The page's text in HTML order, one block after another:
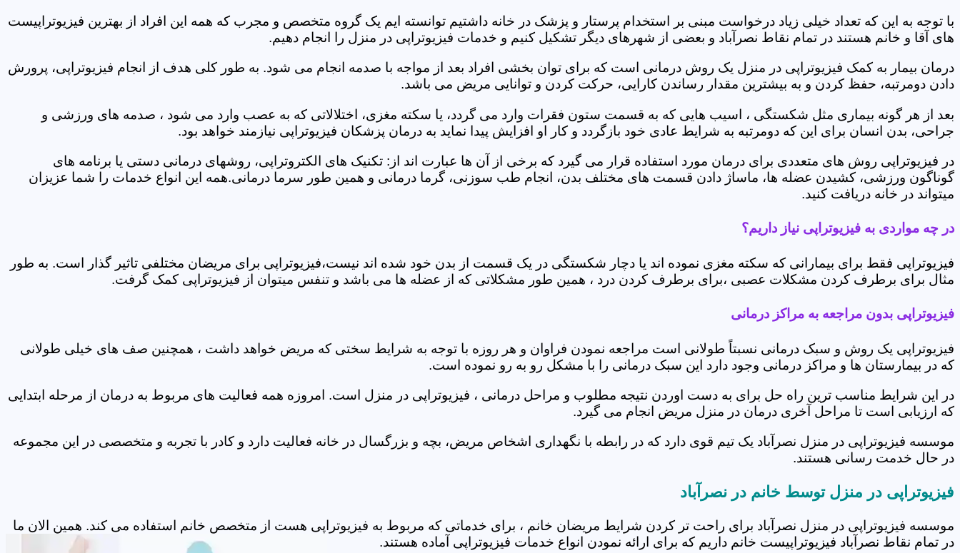
با توجه به این که تعداد خیلی زیاد درخواست مبنی بر استخدام پرستار و پزشک در خانه داشتیم توانسته ایم یک گروه متخصص و مجرب که همه این افراد از بهترین فیزیوتراپیست
های آقا و خانم هستند در تمام نقاط نصرآباد و بعضی از شهرهای دیگر تشکیل کنیم و خدمات فیزیوتراپی در منزل را انجام دهیم.
درمان بیمار به کمک فیزیوتراپی در منزل یک روش درمانی است که برای توان بخشی افراد بعد از مواجه با صدمه انجام می شود. به طور کلی هدف از انجام فیزیوتراپی، پرورش
دادن دومرتبه، حفظ کردن و به بیشترین مقدار رساندن کارایی، حرکت کردن و توانایی مریض می باشد.
بعد از هر گونه بیماری مثل شکستگی ، اسیب هایی که به قسمت ستون فقرات وارد می گردد، یا سکته مغزی، اختلالاتی که به عصب وارد می شود ، صدمه های ورزشی و
جراحی، بدن انسان برای این که دومرتبه به شرایط عادی خود بازگردد و کار او افزایش پیدا نماید به درمان پزشکان فیزیوتراپی نیازمند خواهد بود.
در فیزیوتراپی روش های متعددی برای درمان مورد استفاده قرار می گیرد که برخی از آن ها عبارت اند از: تکنیک های الکتروتراپی، روشهای درمانی دستی یا برنامه های
گوناگون ورزشی، کشیدن عضله ها، ماساژ دادن قسمت های مختلف بدن، انجام طب سوزنی، گرما درمانی و همین طور سرما درمانی.همه این انواع خدمات را شما عزیزان
میتواند در خانه دریافت کنید.
در چه مواردی به فیزیوتراپی نیاز داریم؟
فیزیوتراپی فقط برای بیمارانی که سکته مغزی نموده اند یا دچار شکستگی در یک قسمت از بدن خود شده اند نیست،فیزیوتراپی برای مریضان مختلفی تاثیر گذار است. به طور
مثال برای برطرف کردن مشکلات عصبی ،برای برطرف کردن درد ، همین طور مشکلاتی که از عضله ها می باشد و تنفس میتوان از فیزیوتراپی کمک گرفت.
فیزیوتراپی بدون مراجعه به مراکز درمانی
فیزیوتراپی یک روش و سبک درمانی نسبتاً طولانی است مراجعه نمودن فراوان و هر روزه با توجه به شرایط سختی که مریض خواهد داشت ، همچنین صف های خیلی طولانی
که در بیمارستان ها و مراکز درمانی وجود دارد این سبک درمانی را با مشکل رو به رو نموده است.
در این شرایط مناسب ترین راه حل برای به دست اوردن نتیجه مطلوب و مراحل درمانی ، فیزیوتراپی در منزل است. امروزه همه فعالیت های مربوط به درمان از مرحله ابتدایی
که ارزیابی است تا مراحل آخری درمان در منزل مریض انجام می گیرد.
موسسه فیزیوتراپی در منزل نصرآباد یک تیم قوی دارد که در رابطه با نگهداری اشخاص مریض، بچه و بزرگسال در خانه فعالیت دارد و کادر با تجربه و متخصصی در این مجموعه
در حال خدمت رسانی هستند.
فیزیوتراپی در منزل توسط خانم در نصرآباد
موسسه فیزیوتراپی در منزل نصرآباد برای راحت تر کردن شرایط مریضان خانم ، برای خدماتی که مربوط به فیزیوتراپی هست از متخصص خانم استفاده می کند. همین الان ما
در تمام نقاط نصرآباد فیزیوتراپیست خانم داریم که برای ارائه نمودن انواع خدمات فیزیوتراپی آماده هستند.